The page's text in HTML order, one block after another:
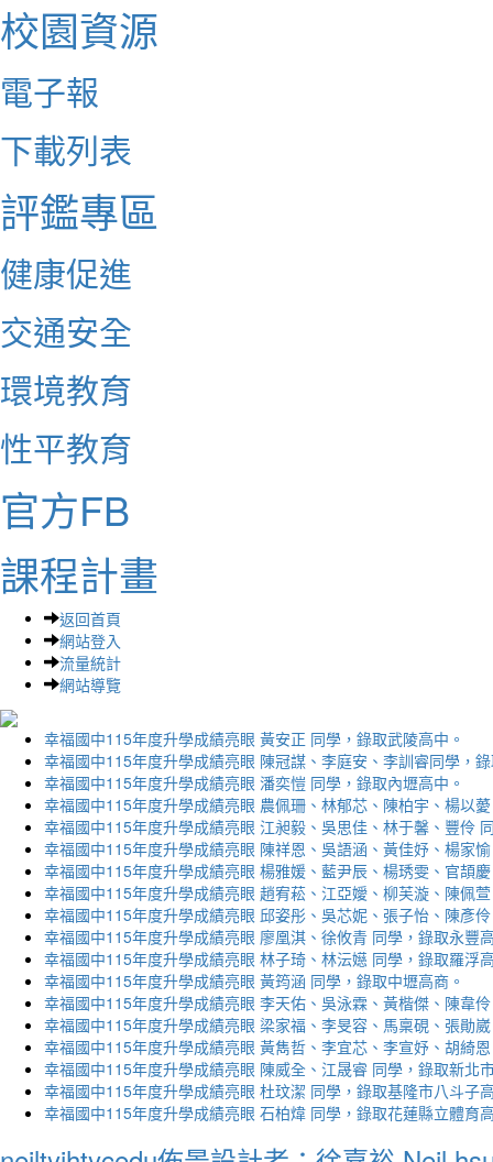
校園資源
電子報
下載列表
評鑑專區
健康促進
交通安全
環境教育
性平教育
官方FB
課程計畫
返回首頁
網站登入
流量統計
網站導覽
幸福國中115年度升學成績亮眼 黃安正 同學，錄取武陵高中。
幸福國中115年度升學成績亮眼 陳冠謀、李庭安、李訓睿同學，
幸福國中115年度升學成績亮眼 潘奕愷 同學，錄取內壢高中。
幸福國中115年度升學成績亮眼 農佩珊、林郁芯、陳柏宇、楊以
幸福國中115年度升學成績亮眼 江昶毅、吳思佳、林于馨、豐伶
幸福國中115年度升學成績亮眼 陳祥恩、吳語涵、黃佳妤、楊家
幸福國中115年度升學成績亮眼 楊雅媛、藍尹辰、楊琇雯、官頡
幸福國中115年度升學成績亮眼 趙宥菘、江亞嬡、柳芙漩、陳佩
幸福國中115年度升學成績亮眼 邱姿彤、吳芯妮、張子怡、陳彥
幸福國中115年度升學成績亮眼 廖凰淇、徐攸青 同學，錄取永豐
幸福國中115年度升學成績亮眼 林子琦、林沄嬨 同學，錄取羅浮
幸福國中115年度升學成績亮眼 黃筠涵 同學，錄取中壢高商。
幸福國中115年度升學成績亮眼 李天佑、吳泳霖、黃楷傑、陳韋
幸福國中115年度升學成績亮眼 梁家福、李旻容、馬稟硯、張勛
幸福國中115年度升學成績亮眼 黃雋哲、李宜芯、李宣妤、胡綺
幸福國中115年度升學成績亮眼 陳威全、江晟睿 同學，錄取新北
幸福國中115年度升學成績亮眼 杜玟潔 同學，錄取基隆市八斗子
幸福國中115年度升學成績亮眼 石柏煒 同學，錄取花蓮縣立體育